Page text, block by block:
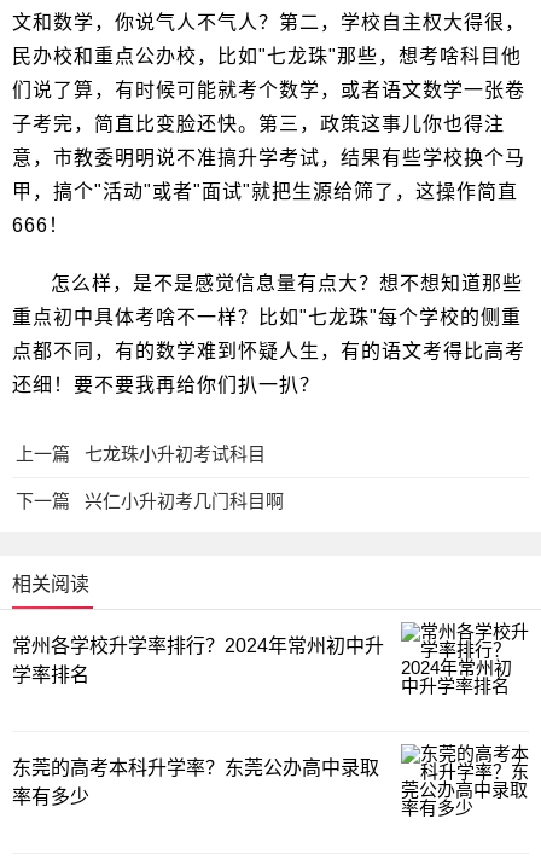
文和数学，你说气人不气人？第二，学校自主权大得很，
民办校和重点公办校，比如"七龙珠"那些，想考啥科目他
们说了算，有时候可能就考个数学，或者语文数学一张卷
子考完，简直比变脸还快。第三，政策这事儿你也得注
意，市教委明明说不准搞升学考试，结果有些学校换个马
甲，搞个"活动"或者"面试"就把生源给筛了，这操作简直
666！
怎么样，是不是感觉信息量有点大？想不想知道那些
重点初中具体考啥不一样？比如"七龙珠"每个学校的侧重
点都不同，有的数学难到怀疑人生，有的语文考得比高考
还细！要不要我再给你们扒一扒？
上一篇 七龙珠小升初考试科目
下一篇 兴仁小升初考几门科目啊
相关阅读
常州各学校升学率排行？2024年常州初中升
学率排名
东莞的高考本科升学率？东莞公办高中录取
率有多少